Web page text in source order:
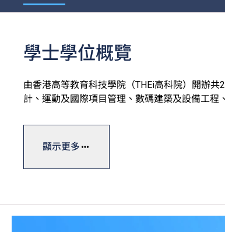
學士學位概覽
由香港高等教育科技學院（THEi高科院）開辦
計、運動及國際項目管理、數碼建築及設備工程
學士學位課程一般修讀期為四年，課程糅合實
計，確保學生能夠做到融會貫通，學以致用。
integrated Learning, WIL），學生得以通過專題
顯示更多